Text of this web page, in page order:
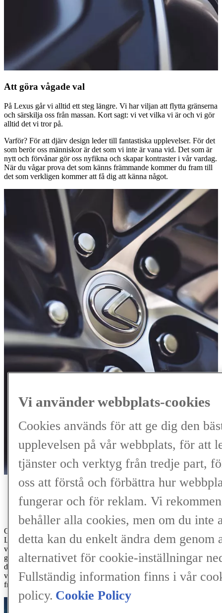
Att göra vågade val
På Lexus går vi alltid ett steg längre. Vi har viljan att flytta gränserna
och särskilja oss från massan. Kort sagt: vi vet vilka vi är och vi gör
alltid det vi tror på.
Varför? För att djärv design leder till fantastiska upplevelser. För det
som berör oss människor är det som vi inte är vana vid. Det som är
nytt och förvånar gör oss nyfikna och skapar kontraster i vår vardag.
När du vågar prova det som känns främmande kommer du fram till
det som verkligen kommer att få dig att känna något.
Olika perspektiv och nya kulturer är det bästa bränslet för oss på
Lexus. Därför har vi byggt tre designcenter i tre olika delar av
världen. Centren arbetar både självständigt, och tillsammans, vilket
gör att vi skapat en experimentell miljö där vi låter de olika
designcentren utmana varandras idéer på ett unikt sätt. Detta gör att
våra designers får ett globalt perspektiv och ur denna
framtidsorienterade process skapas Lexus ikoniska bilar.
Vi använder webbplats-cookies
Cookies används för att ge dig den
upplevelsen på vår webbplats, för att
tjänster och verktyg från tredje part,
oss att förstå och förbättra hur
fungerar och för reklam. Vi
behåller alla cookies, men om du inte
detta kan du enkelt ändra dem genom
alternativet för cookie-inställningar
Fullständig information finns i vår
policy. Cookie Policy